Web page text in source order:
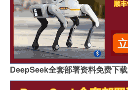
DeepSeek全套部署资料免费下载